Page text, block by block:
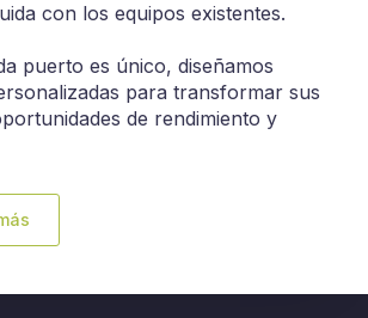
con los equipos existentes.
puerto es único, diseñamos
para transformar sus
de rendimiento y